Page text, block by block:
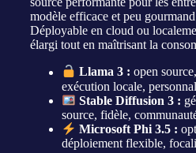
modèle efficace et peu
Déployable en cloud ou
élargi tout en maîtrisant la
Llama 3 : open
exécution locale,
Stable Diffusion 3 :
source, fidèle,
Microsoft Phi 3.5 :
déploiement flexible,